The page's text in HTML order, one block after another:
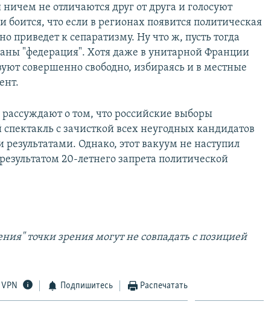
не отличаются друг от друга и голосуют
что если в регионах появится политическая
приведет к сепаратизму. Ну что ж, пусть тогда
"федерация". Хотя даже в унитарной Франции
совершенно свободно, избираясь и в местные
о том, что российские выборы
с зачисткой всех неугодных кандидатов
Однако, этот вакуум не наступил
20-летнего запрета политической
точки зрения могут не совпадать с позицией
Подпишитесь Распечатать